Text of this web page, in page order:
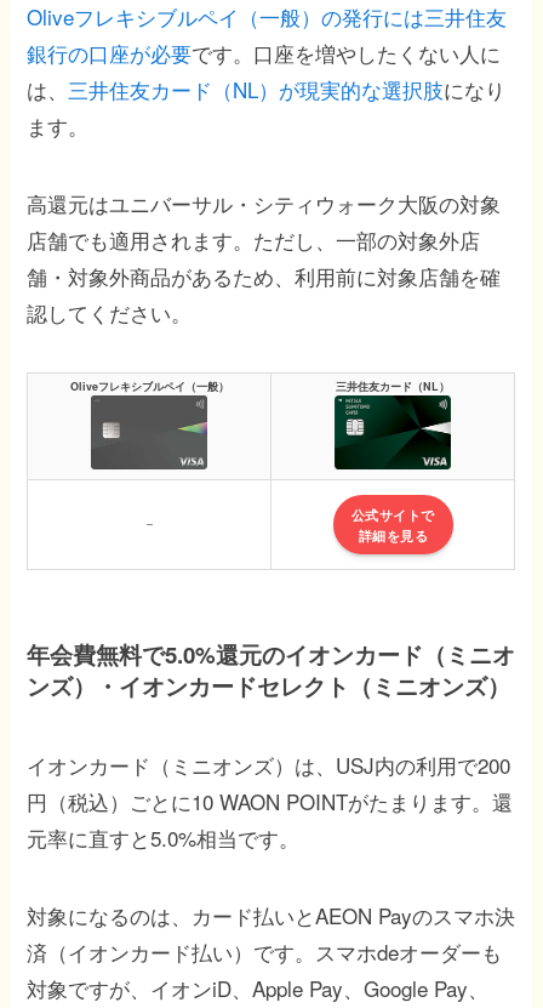
Oliveフレキシブルペイ（一般）の発行には三井住友
銀行の口座が必要です。口座を増やしたくない人に
は、三井住友カード（NL）が現実的な選択肢になり
ます。
高還元はユニバーサル・シティウォーク大阪の対象
店舗でも適用されます。ただし、一部の対象外店
舗・対象外商品があるため、利用前に対象店舗を確
認してください。
Oliveフレキシブルペイ（一般） 三井住友カード（NL）
–
公式サイトで
詳細を見る
年会費無料で5.0%還元のイオンカード（ミニオ
ンズ）・イオンカードセレクト（ミニオンズ）
イオンカード（ミニオンズ）は、USJ内の利用で200
円（税込）ごとに10 WAON POINTがたまります。還
元率に直すと5.0%相当です。
対象になるのは、カード払いとAEON Payのスマホ決
済（イオンカード払い）です。スマホdeオーダーも
対象ですが、イオンiD、Apple Pay、Google Pay、